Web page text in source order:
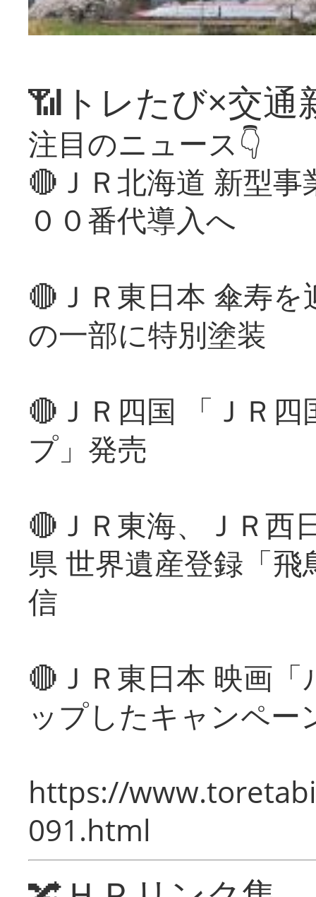
📶トレたび×交通
注目のニュース👇
🔴ＪＲ北海道 新型
００番代導入へ
🔴ＪＲ東日本 傘寿
の一部に特別塗装
🔴ＪＲ四国 「ＪＲ
プ」発売
🔴ＪＲ東海、ＪＲ西
県 世界遺産登録「
信
🔴ＪＲ東日本 映画
ップしたキャンペー
https://
091.html